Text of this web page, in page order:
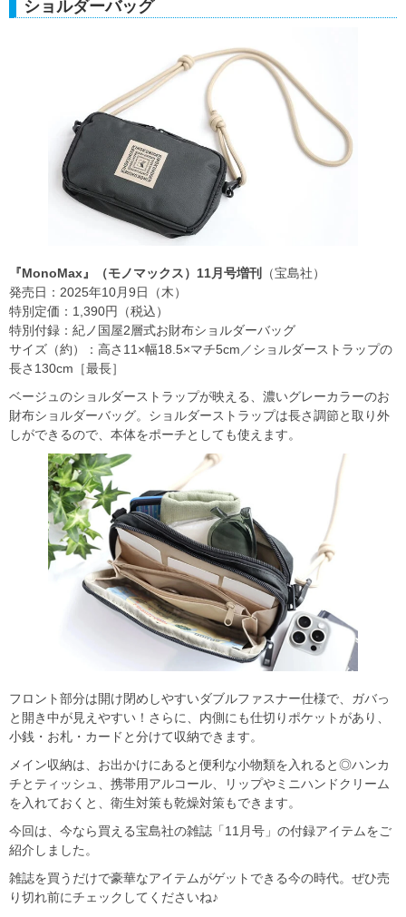
ショルダーバッグ
『MonoMax』（モノマックス）11月号増刊
（宝島社）
発売日：2025年10月9日（木）
特別定価：1,390円（税込）
特別付録：紀ノ国屋2層式お財布ショルダーバッグ
サイズ（約）：高さ11×幅18.5×マチ5cm／ショルダーストラップの
長さ130cm［最長］
ベージュのショルダーストラップが映える、濃いグレーカラーのお
財布ショルダーバッグ。ショルダーストラップは長さ調節と取り外
しができるので、本体をポーチとしても使えます。
フロント部分は開け閉めしやすいダブルファスナー仕様で、ガバっ
と開き中が見えやすい！さらに、内側にも仕切りポケットがあり、
小銭・お札・カードと分けて収納できます。
メイン収納は、お出かけにあると便利な小物類を入れると◎ハンカ
チとティッシュ、携帯用アルコール、リップやミニハンドクリーム
を入れておくと、衛生対策も乾燥対策もできます。
今回は、今なら買える宝島社の雑誌「11月号」の付録アイテムをご
紹介しました。
雑誌を買うだけで豪華なアイテムがゲットできる今の時代。ぜひ売
り切れ前にチェックしてくださいね♪